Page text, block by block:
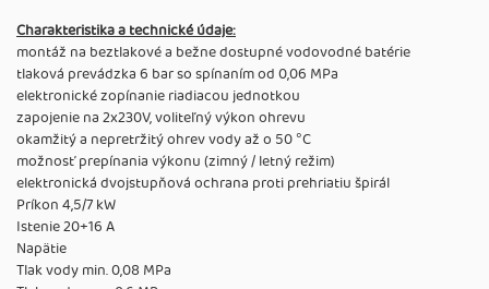
Charakteristika a technické údaje:
montáž na beztlakové a bežne dostupné vodovodné batérie
tlaková prevádzka 6 bar so spínaním od 0,06 MPa
elektronické zopínanie riadiacou jednotkou
zapojenie na 2x230V, voliteľný výkon ohrevu
okamžitý a nepretržitý ohrev vody až o 50 °C
možnosť prepínania výkonu (zimný / letný režim)
elektronická dvojstupňová ochrana proti prehriatiu špirál
Príkon 4,5/7 kW
Istenie 20+16 A
Napätie
Tlak vody min. 0,08 MPa